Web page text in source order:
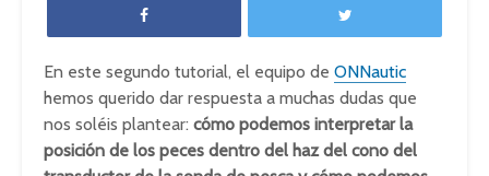
En este segundo tutorial, el equipo de ONNautic
hemos querido dar respuesta a muchas dudas que
nos soléis plantear: cómo podemos interpretar la
posición de los peces dentro del haz del cono del